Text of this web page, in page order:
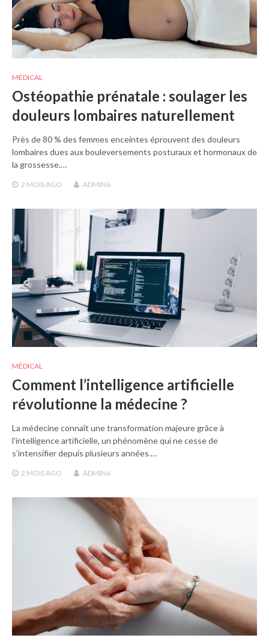
MÉDICAL
Ostéopathie prénatale : soulager les
douleurs lombaires naturellement
Près de 80 % des femmes enceintes éprouvent des douleurs
lombaires dues aux bouleversements posturaux et hormonaux de
la grossesse.…
2 MOISAGO ADMIN6
MÉDICAL
Comment l’intelligence artificielle
révolutionne la médecine ?
La médecine connaît une transformation majeure grâce à
l’intelligence artificielle, un phénomène qui ne cesse de
s’intensifier depuis plusieurs années.…
2 MOISAGO ADMIN6